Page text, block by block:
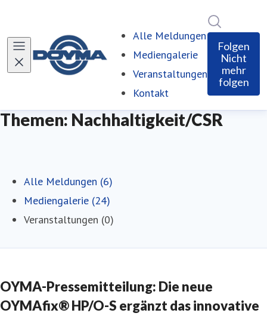
Alle Meldungen
Mediengalerie
Veranstaltungen
Kontakt
Folgen
Nicht
mehr
folgen
Themen: Nachhaltigkeit/CSR
Alle Meldungen (6)
Mediengalerie (24)
Veranstaltungen (0)
Pressemitteilung: Die neue
HP/O-S ergänzt das innovative